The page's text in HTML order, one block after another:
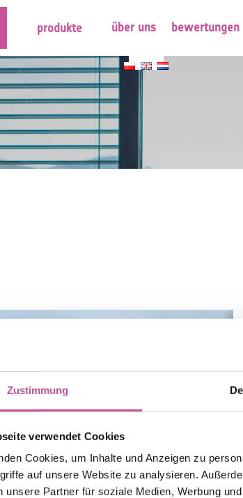
Zustimmung
verwendet Cookies
Cookies, um Inhalte und Anzeigen zu
auf unsere Website zu analysieren.
unsere Partner für soziale Medien, Werbung
produkte über uns bewertungen